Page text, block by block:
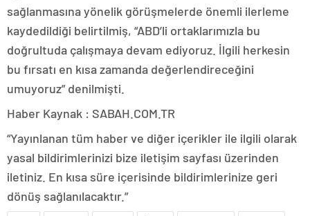
sağlanmasına yönelik görüşmelerde önemli ilerleme
kaydedildiği belirtilmiş, “ABD’li ortaklarımızla bu
doğrultuda çalışmaya devam ediyoruz. İlgili herkesin
bu fırsatı en kısa zamanda değerlendireceğini
umuyoruz” denilmişti.
Haber Kaynak : SABAH.COM.TR
“Yayınlanan tüm haber ve diğer içerikler ile ilgili olarak
yasal bildirimlerinizi bize iletişim sayfası üzerinden
iletiniz. En kısa süre içerisinde bildirimlerinize geri
dönüş sağlanılacaktır.”